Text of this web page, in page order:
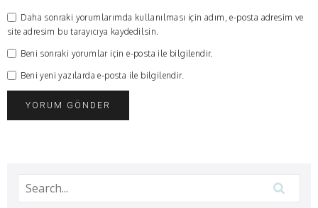
Daha sonraki yorumlarımda kullanılması için adım, e-posta adresim ve
site adresim bu tarayıcıya kaydedilsin.
Beni sonraki yorumlar için e-posta ile bilgilendir.
Beni yeni yazılarda e-posta ile bilgilendir.